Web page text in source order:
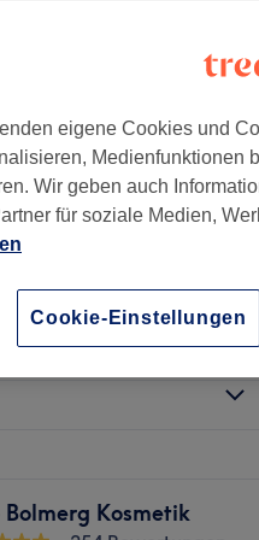
10 €
120 €
Bolmerg Kosmetik
eigene Cookies und
Medienfunktionen
Wir geben auch
für soziale Medien,
Cookie-Einstellungen